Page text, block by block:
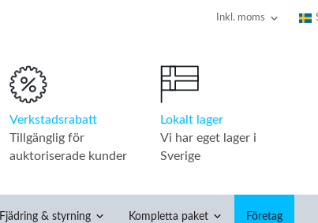
Verkstadsrabatt
Tillgänglig för
auktoriserade kunder
Lokalt lager
Vi har eget lager i
Sverige
Fjädring & styrning Kompletta paket Företag